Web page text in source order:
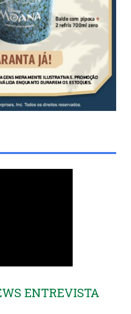
ENTREVISTA